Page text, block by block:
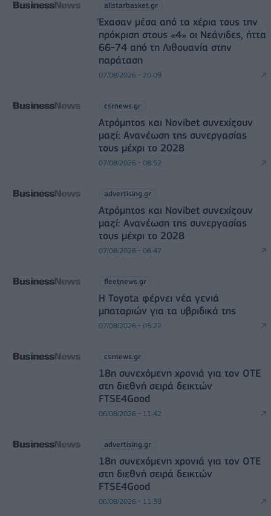
allstarbasket.gr
Έχασαν μέσα από τα χέρια τους την
πρόκριση στους «4» οι Νεάνιδες, ήττα
66-74 από τη Λιθουανία στην
παράταση
07/08/2026 - 20:09
csrnews.gr
Ατρόμητος και Novibet συνεχίζουν
μαζί: Ανανέωση της συνεργασίας
τους μέχρι το 2028
07/08/2026 - 08:52
advertising.gr
Ατρόμητος και Novibet συνεχίζουν
μαζί: Ανανέωση της συνεργασίας
τους μέχρι το 2028
07/08/2026 - 08:47
fleetnews.gr
Η Toyota φέρνει νέα γενιά
μπαταριών για τα υβριδικά της
07/08/2026 - 05:22
csrnews.gr
18η συνεχόμενη χρονιά για τον ΟΤΕ
στη διεθνή σειρά δεικτών
FTSE4Good
06/08/2026 - 11:42
advertising.gr
18η συνεχόμενη χρονιά για τον ΟΤΕ
στη διεθνή σειρά δεικτών
FTSE4Good
06/08/2026 - 11:39